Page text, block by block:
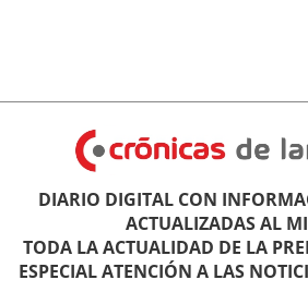
DIARIO DIGITAL CON
ACTUALIZADAS AL
TODA LA ACTUALIDAD DE LA
ESPECIAL ATENCIÓN A LAS